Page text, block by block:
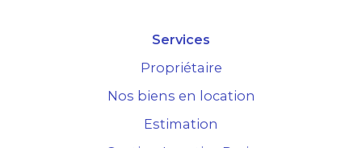
Services
Propriétaire
Nos biens en location
Estimation